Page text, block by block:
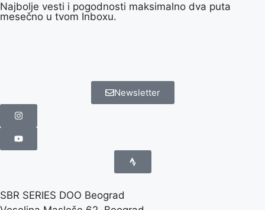
Najbolje vesti i pogodnosti maksimalno dva puta
mesečno u tvom Inboxu.
Newsletter
SBR SERIES DOO Beograd